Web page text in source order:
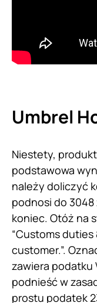
Umbrel
Niestety,
podstawowa
należy doliczyć
podnosi do
koniec. Otóż na
“Customs
customer.”.
zawiera podatku
podnieść w
prostu podatek